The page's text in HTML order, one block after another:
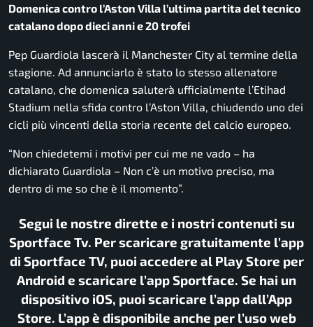
Domenica contro l’Aston Villa l’ultima partita del tecnico
catalano dopo dieci anni e 20 trofei
Pep Guardiola lascerà il Manchester City al termine della
stagione. Ad annunciarlo è stato lo stesso allenatore
catalano, che domenica saluterà ufficialmente l’Etihad
Stadium nella sfida contro l’Aston Villa, chiudendo uno dei
cicli più vincenti della storia recente del calcio europeo.
“Non chiedetemi i motivi per cui me ne vado – ha
dichiarato Guardiola – Non c’è un motivo preciso, ma
dentro di me so che è il momento”.
Segui le nostre dirette e i nostri contenuti su
Sportface Tv. Per scaricare gratuitamente l’app
di Sportface TV, puoi accedere al Play Store per
Android e scaricare l’app Sportface. Se hai un
dispositivo iOS, puoi scaricare l’app dall’App
Store. L’app è disponibile anche per l’uso web